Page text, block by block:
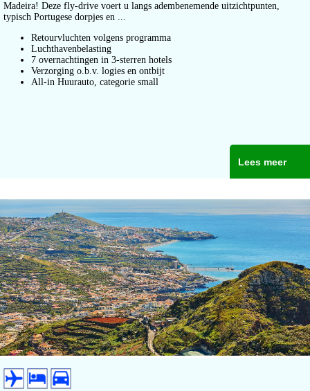
Madeira! Deze fly-drive voert u langs adembenemende uitzichtpunten,
typisch Portugese dorpjes en ...
Retourvluchten volgens programma
Luchthavenbelasting
7 overnachtingen in 3-sterren hotels
Verzorging o.b.v. logies en ontbijt
All-in Huurauto, categorie small
Lees meer